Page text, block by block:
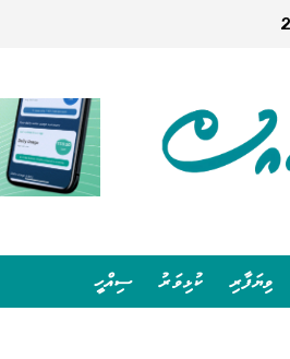
ވިޔަފާރި ކުޅިވަރު ސިއްހީ